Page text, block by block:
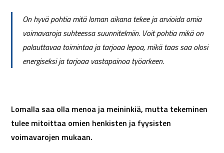
On hyvä pohtia mitä loman aikana tekee ja arvioida omia
voimavaroja suhteessa suunnitelmiin. Voit pohtia mikä on
palauttavaa toimintaa ja tarjoaa lepoa, mikä taas saa olosi
energiseksi ja tarjoaa vastapainoa työarkeen.
Lomalla saa olla menoa ja meininkiä, mutta tekeminen
tulee mitoittaa omien henkisten ja fyysisten
voimavarojen mukaan.